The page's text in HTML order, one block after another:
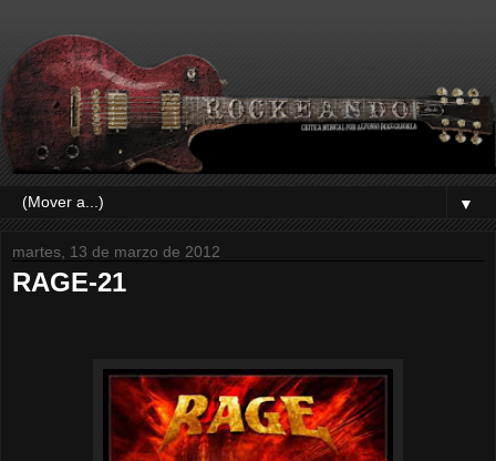
▼
martes, 13 de marzo de 2012
RAGE-21